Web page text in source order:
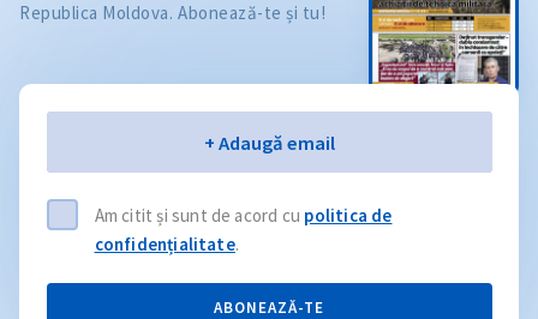
Republica Moldova. Abonează-te și tu!
+ Adaugă email
Am citit și sunt de acord cu politica de
confidențialitate.
ABONEAZĂ-TE